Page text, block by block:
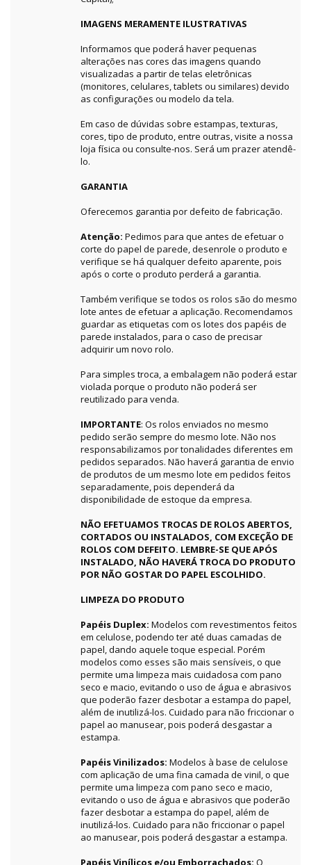
IMAGENS MERAMENTE ILUSTRATIVAS
Informamos que poderá haver pequenas
alterações nas cores das imagens quando
visualizadas a partir de telas eletrônicas
(monitores, celulares, tablets ou similares) devido
as configurações ou modelo da tela.
Em caso de dúvidas sobre estampas, texturas,
cores, tipo de produto, entre outras, visite a nossa
loja física ou consulte-nos. Será um prazer atendê-
lo.
GARANTIA
Oferecemos garantia por defeito de fabricação.
Atenção: Pedimos para que antes de efetuar o
corte do papel de parede, desenrole o produto e
verifique se há qualquer defeito aparente, pois
após o corte o produto perderá a garantia.
Também verifique se todos os rolos são do mesmo
lote antes de efetuar a aplicação. Recomendamos
guardar as etiquetas com os lotes dos papéis de
parede instalados, para o caso de precisar
adquirir um novo rolo.
Para simples troca, a embalagem não poderá estar
violada porque o produto não poderá ser
reutilizado para venda.
IMPORTANTE: Os rolos enviados no mesmo
pedido serão sempre do mesmo lote. Não nos
responsabilizamos por tonalidades diferentes em
pedidos separados. Não haverá garantia de envio
de produtos de um mesmo lote em pedidos feitos
separadamente, pois dependerá da
disponibilidade de estoque da empresa.
NÃO EFETUAMOS TROCAS DE ROLOS ABERTOS,
CORTADOS OU INSTALADOS, COM EXCEÇÃO DE
ROLOS COM DEFEITO. LEMBRE-SE QUE APÓS
INSTALADO, NÃO HAVERÁ TROCA DO PRODUTO
POR NÃO GOSTAR DO PAPEL ESCOLHIDO.
LIMPEZA DO PRODUTO
Papéis Duplex: Modelos com revestimentos feitos
em celulose, podendo ter até duas camadas de
papel, dando aquele toque especial. Porém
modelos como esses são mais sensíveis, o que
permite uma limpeza mais cuidadosa com pano
seco e macio, evitando o uso de água e abrasivos
que poderão fazer desbotar a estampa do papel,
além de inutilizá-los. Cuidado para não friccionar o
papel ao manusear, pois poderá desgastar a
estampa.
Papéis Vinilizados: Modelos à base de celulose
com aplicação de uma fina camada de vinil, o que
permite uma limpeza com pano seco e macio,
evitando o uso de água e abrasivos que poderão
fazer desbotar a estampa do papel, além de
inutilizá-los. Cuidado para não friccionar o papel
ao manusear, pois poderá desgastar a estampa.
Papéis Vinílicos e/ou Emborrachados: O